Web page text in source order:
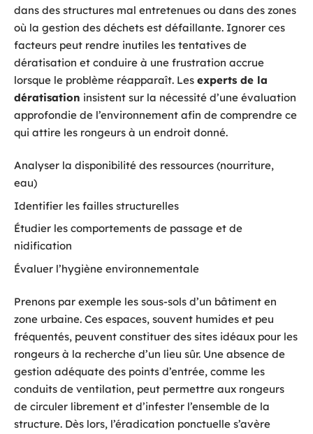
dans des structures mal entretenues ou dans des zones
où la gestion des déchets est défaillante. Ignorer ces
facteurs peut rendre inutiles les tentatives de
dératisation et conduire à une frustration accrue
lorsque le problème réapparaît. Les experts de la
dératisation insistent sur la nécessité d’une évaluation
approfondie de l’environnement afin de comprendre ce
qui attire les rongeurs à un endroit donné.
Analyser la disponibilité des ressources (nourriture,
eau)
Identifier les failles structurelles
Étudier les comportements de passage et de
nidification
Évaluer l’hygiène environnementale
Prenons par exemple les sous-sols d’un bâtiment en
zone urbaine. Ces espaces, souvent humides et peu
fréquentés, peuvent constituer des sites idéaux pour les
rongeurs à la recherche d’un lieu sûr. Une absence de
gestion adéquate des points d’entrée, comme les
conduits de ventilation, peut permettre aux rongeurs
de circuler librement et d’infester l’ensemble de la
structure. Dès lors, l’éradication ponctuelle s’avère